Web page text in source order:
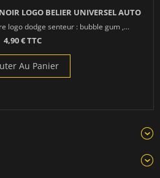
LOGO BELIER UNIVERSEL AUTO
logo dodge senteur : bubble gum ,...
4,90 € TTC
Au Panier